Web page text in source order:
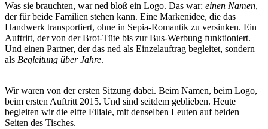
Was sie brauchten, war ned bloß ein Logo. Das war: einen Namen,
der für beide Familien stehen kann. Eine Markenidee, die das
Handwerk transportiert, ohne in Sepia-Romantik zu versinken. Ein
Auftritt, der von der Brot-Tüte bis zur Bus-Werbung funktioniert.
Und einen Partner, der das ned als Einzelauftrag begleitet, sondern
als Begleitung über Jahre.
Wir waren von der ersten Sitzung dabei. Beim Namen, beim Logo,
beim ersten Auftritt 2015. Und sind seitdem geblieben. Heute
begleiten wir die elfte Filiale, mit denselben Leuten auf beiden
Seiten des Tisches.